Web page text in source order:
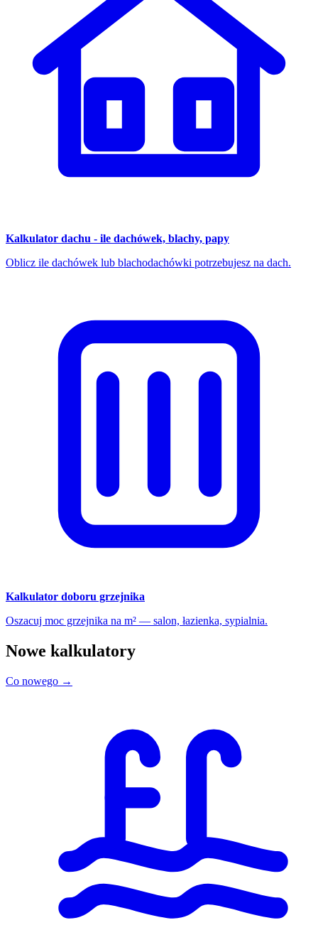
Kalkulator dachu - ile dachówek, blachy, papy
Oblicz ile dachówek lub blachodachówki potrzebujesz na dach.
Kalkulator doboru grzejnika
Oszacuj moc grzejnika na m² — salon, łazienka, sypialnia.
Nowe kalkulatory
Co nowego →